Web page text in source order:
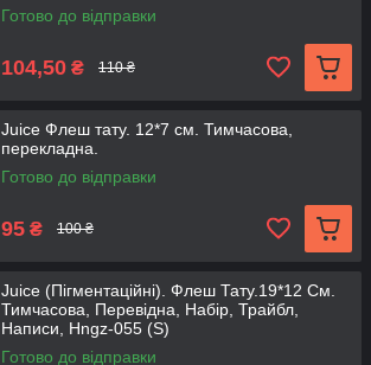
Готово до відправки
104,50 ₴ 110 ₴
Juice Флеш тату. 12*7 см. Тимчасова,
перекладна.
Готово до відправки
95 ₴ 100 ₴
Juice (Пігментаційні). Флеш Тату.19*12 См.
Тимчасова, Перевідна, Набір, Трайбл,
Написи, Hngz-055 (S)
Готово до відправки